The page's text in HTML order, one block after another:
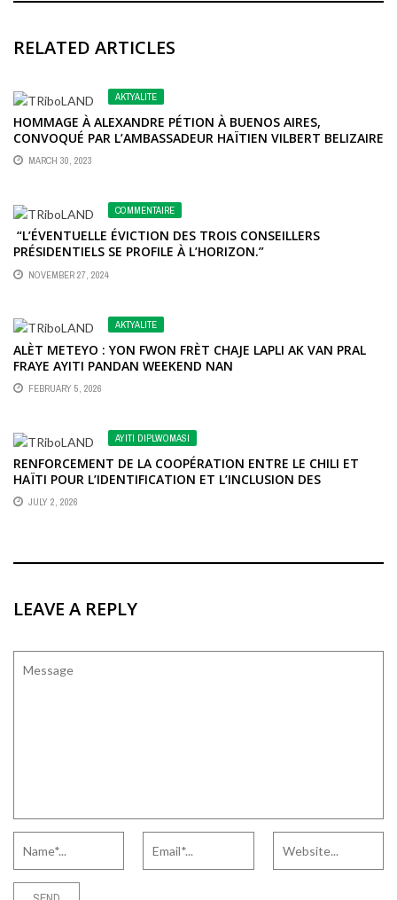
RELATED ARTICLES
AKTYALITE
HOMMAGE À ALEXANDRE PÉTION À BUENOS AIRES,
CONVOQUÉ PAR L’AMBASSADEUR HAÏTIEN VILBERT BELIZAIRE
MARCH 30, 2023
COMMENTAIRE
“L’ÉVENTUELLE ÉVICTION DES TROIS CONSEILLERS
PRÉSIDENTIELS SE PROFILE À L’HORIZON.”
NOVEMBER 27, 2024
AKTYALITE
ALÈT METEYO : YON FWON FRÈT CHAJE LAPLI AK VAN PRAL
FRAYE AYITI PANDAN WEEKEND NAN
FEBRUARY 5, 2026
AYITI DIPLWOMASI
RENFORCEMENT DE LA COOPÉRATION ENTRE LE CHILI ET
HAÏTI POUR L’IDENTIFICATION ET L’INCLUSION DES
MIGRANTS HAÏTIENS
JULY 2, 2026
LEAVE A REPLY